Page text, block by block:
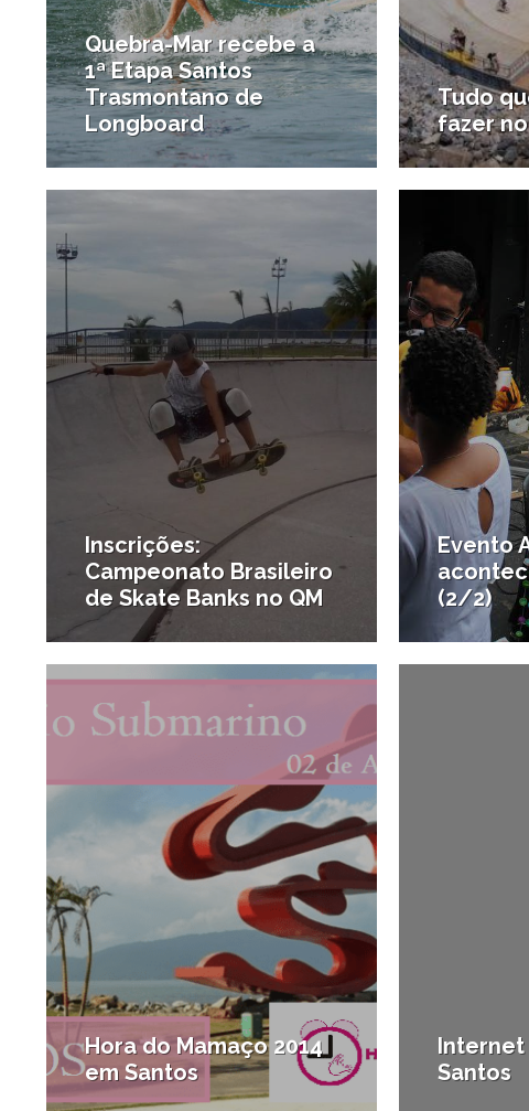
Quebra-Mar recebe a
1ª Etapa Santos
Trasmontano de
Longboard
Tudo
fazer
19/03/2017
Inscrições:
Campeonato Brasileiro
de Skate Banks no QM
Evento
(2/2)
26/07/2014
Hora do Mamaço 2014
em Santos
Internet
Santos